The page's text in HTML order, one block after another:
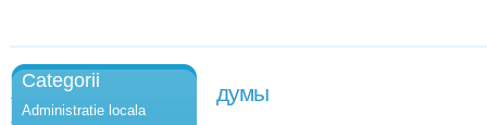
Categorii
Administratie locala
думы